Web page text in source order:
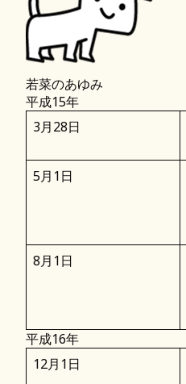
若菜のあゆみ
平成15年
3月28日
5月1日
8月1日
平成16年
12月1日